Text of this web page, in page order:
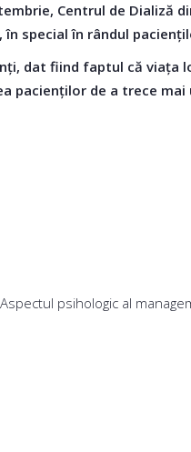
Centrul de Dializă
special în rândul
dat fiind faptul că viața
pacienților de a trece
psihologic al